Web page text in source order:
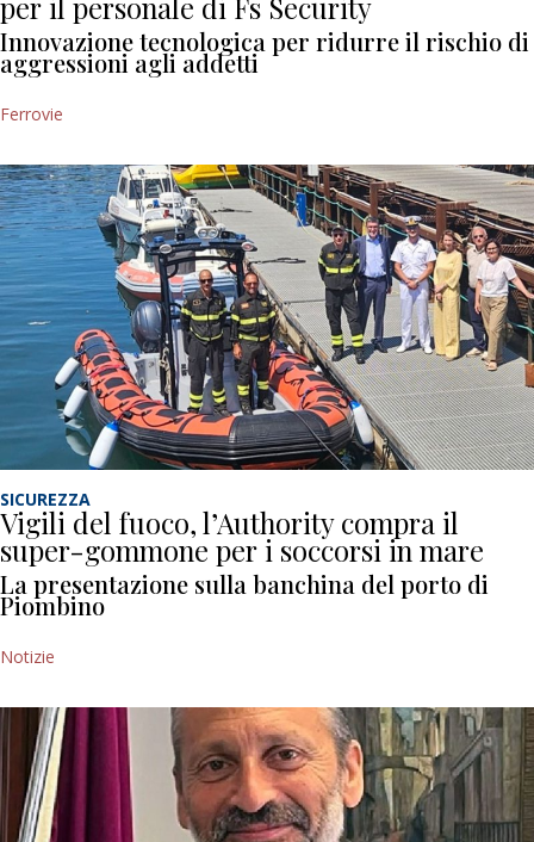
Innovazione tecnologica per ridurre il rischio di
aggressioni agli addetti
Ferrovie
SICUREZZA
Vigili del fuoco, l’Authority compra il
super-gommone per i soccorsi in mare
La presentazione sulla banchina del porto di
Piombino
Notizie